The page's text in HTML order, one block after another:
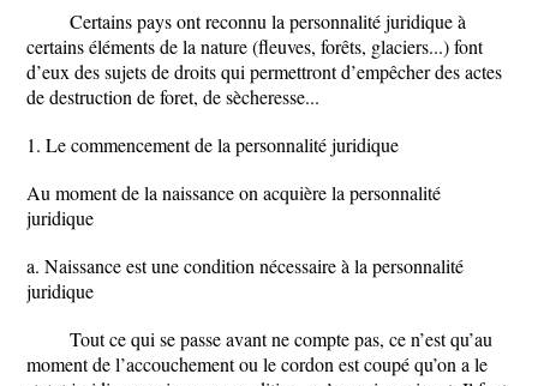
Certains pays ont reconnu la personnalité juridique à
certains éléments de la nature (fleuves, forêts, glaciers...) font
d’eux des sujets de droits qui permettront d’empêcher des actes
de destruction de foret, de sècheresse...
1. Le commencement de la personnalité juridique
Au moment de la naissance on acquière la personnalité
juridique
a. Naissance est une condition nécessaire à la personnalité
juridique
Tout ce qui se passe avant ne compte pas, ce n’est qu’au
moment de l’accouchement ou le cordon est coupé qu’on a le